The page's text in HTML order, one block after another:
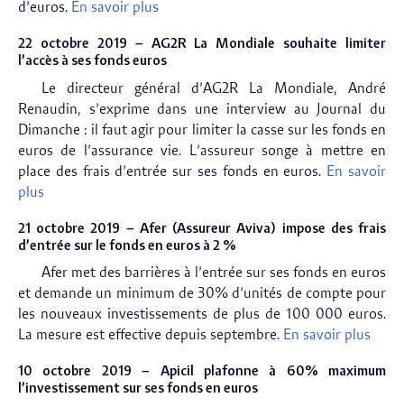
d’euros. En savoir plus
22 octobre 2019 – AG2R La Mondiale souhaite limiter
l’accès à ses fonds euros
Le directeur général d’AG2R La Mondiale, André
Renaudin, s’exprime dans une interview au Journal du
Dimanche : il faut agir pour limiter la casse sur les fonds en
euros de l’assurance vie. L’assureur songe à mettre en
place des frais d’entrée sur ses fonds en euros. En savoir
plus
21 octobre 2019 – Afer (Assureur Aviva) impose des frais
d’entrée sur le fonds en euros à 2 %
Afer met des barrières à l’entrée sur ses fonds en euros
et demande un minimum de 30% d’unités de compte pour
les nouveaux investissements de plus de 100 000 euros.
La mesure est effective depuis septembre. En savoir plus
10 octobre 2019 – Apicil plafonne à 60% maximum
l’investissement sur ses fonds en euros